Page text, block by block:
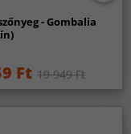
- Gombalia
Ft 19 949 Ft